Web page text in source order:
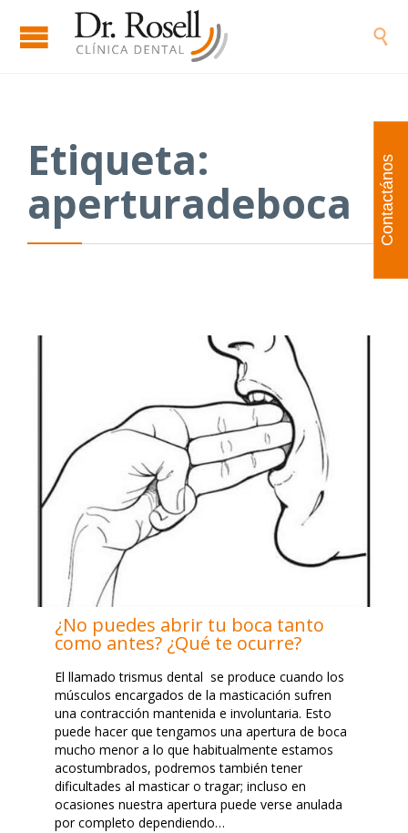

Etiqueta:
aperturadeboca
¿No puedes abrir tu boca tanto
como antes? ¿Qué te ocurre?
El llamado trismus dental se produce cuando los
músculos encargados de la masticación sufren
una contracción mantenida e involuntaria. Esto
puede hacer que tengamos una apertura de boca
mucho menor a lo que habitualmente estamos
acostumbrados, podremos también tener
dificultades al masticar o tragar; incluso en
ocasiones nuestra apertura puede verse anulada
por completo dependiendo…
Contactános